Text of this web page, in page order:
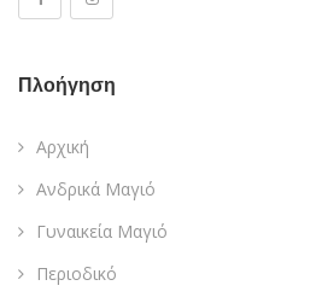
Πλοήγηση
Αρχική
Ανδρικά Μαγιό
Γυναικεία Mαγιό
Περιοδικό